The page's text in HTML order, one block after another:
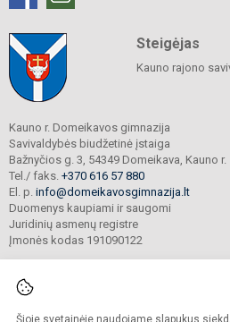
Šioje svetainėje naudojame slapukus
Steigėjas
Kauno rajono
Kauno r. Domeikavos gimnazija
Savivaldybės biudžetinė įstaiga
Bažnyčios g. 3, 54349 Domeikava, Kauno r.
Tel./ faks. +370 616 57 880
El. p. info@domeikavosgimnazija.lt
Duomenys kaupiami ir saugomi
Juridinių asmenų registre
Įmonės kodas 191090122